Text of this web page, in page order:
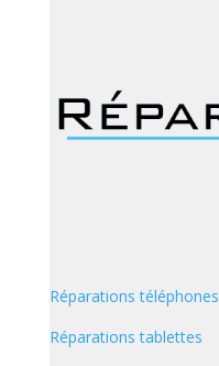
Réparations téléphones
Réparations tablettes